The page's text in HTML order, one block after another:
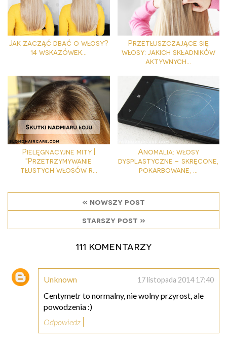
Jak zacząć dbać o włosy?
14 wskazówek...
Przetłuszczające się
włosy: jakich składników
aktywnych...
Pielęgnacyjne mity |
"Przetrzymywanie
tłustych włosów r...
Anomalia: włosy
dysplastyczne - skręcone,
pokarbowane, ...
« nowszy post
starszy post »
111 komentarzy
Unknown 17 listopada 2014 17:40
Centymetr to normalny, nie wolny przyrost, ale
powodzenia :)
Odpowiedz